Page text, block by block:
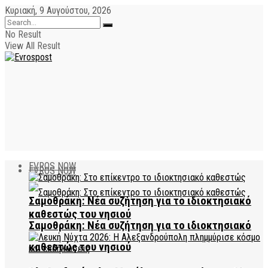
Κυριακή, 9 Αυγούστου, 2026
No Result
View All Result
EVROS NOW
Σαμοθράκη: Νέα συζήτηση για το ιδιοκτησιακό
καθεστώς του νησιού
EVROS NOW
Σαμοθράκη: Νέα συζήτηση για το ιδιοκτησιακό
καθεστώς του νησιού